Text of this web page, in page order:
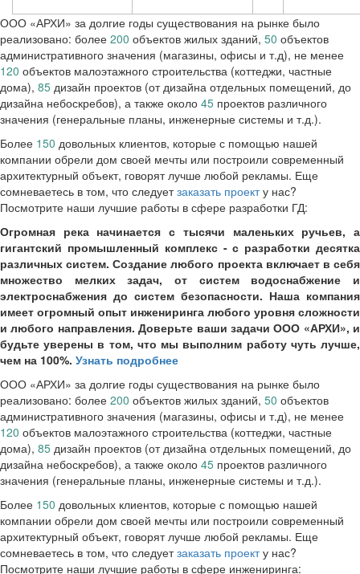
ООО «АРХИ» за долгие годы существования на рынке было
реализовано: более 200 объектов жилых зданий, 50 объектов
административного значения (магазины, офисы и т.д), не менее
120 объектов малоэтажного строительства (коттеджи, частные
дома), 85 дизайн проектов (от дизайна отдельных помещений, до
дизайна небоскребов), а также около 45 проектов различного
значения (генеральные планы, инженерные системы и т.д.).
Более 150 довольных клиентов, которые с помощью нашей
компании обрели дом своей мечты или построили современный
архитектурный объект, говорят лучше любой рекламы. Еще
сомневаетесь в том, что следуетзаказать проекту нас?
Посмотрите наши лучшие работы в сфере разработки ГД:
Огромная река начинается с тысячи маленьких ручьев, а
гигантский промышленный комплекс - с разработки десятка
различных систем. Создание любого проекта включает в себя
множество мелких задач, от систем водоснабжение и
электроснабжения до систем безопасности. Наша компания
имеет огромный опыт инжениринга любого уровня сложности
и любого направления. Доверьте ваши задачи ООО «АРХИ», и
будьте уверены в том, что мы выполним работу чуть лучше,
чем на 100%. Узнать подробнее
ООО «АРХИ» за долгие годы существования на рынке было
реализовано: более 200 объектов жилых зданий, 50 объектов
административного значения (магазины, офисы и т.д), не менее
120 объектов малоэтажного строительства (коттеджи, частные
дома), 85 дизайн проектов (от дизайна отдельных помещений, до
дизайна небоскребов), а также около 45 проектов различного
значения (генеральные планы, инженерные системы и т.д.).
Более 150 довольных клиентов, которые с помощью нашей
компании обрели дом своей мечты или построили современный
архитектурный объект, говорят лучше любой рекламы. Еще
сомневаетесь в том, что следуетзаказать проекту нас?
Посмотрите наши лучшие работы в сфере инжениринга: